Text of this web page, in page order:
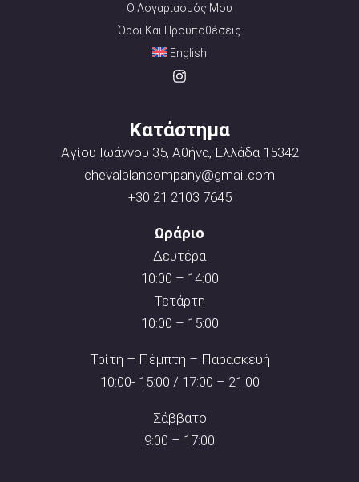
Ο Λογαριασμός Μου
Όροι Και Προϋποθέσεις
English
Κατάστημα
Αγίου Ιωάννου 35, Αθήνα, Ελλάδα 15342
chevalblancompany@gmail.com
+30 21 2103 7645
Ωράριο
Δευτέρα
10:00 – 14:00
Τετάρτη
10:00 – 15:00
Τρίτη – Πέμπτη – Παρασκευή
10:00- 15:00 / 17:00 – 21:00
Σάββατο
9:00 – 17:00